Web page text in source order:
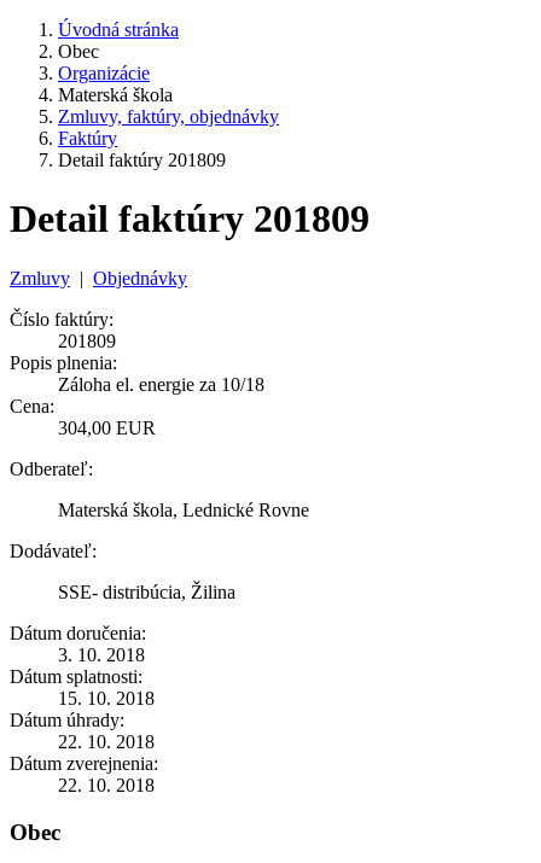
Úvodná stránka
Obec
Organizácie
Materská škola
Zmluvy, faktúry, objednávky
Faktúry
Detail faktúry 201809
Detail faktúry 201809
Zmluvy | Objednávky
Číslo faktúry:
201809
Popis plnenia:
Záloha el. energie za 10/18
Cena:
304,00 EUR
Odberateľ:
Materská škola, Lednické Rovne
Dodávateľ:
SSE- distribúcia, Žilina
Dátum doručenia:
3. 10. 2018
Dátum splatnosti:
15. 10. 2018
Dátum úhrady:
22. 10. 2018
Dátum zverejnenia:
22. 10. 2018
Obec